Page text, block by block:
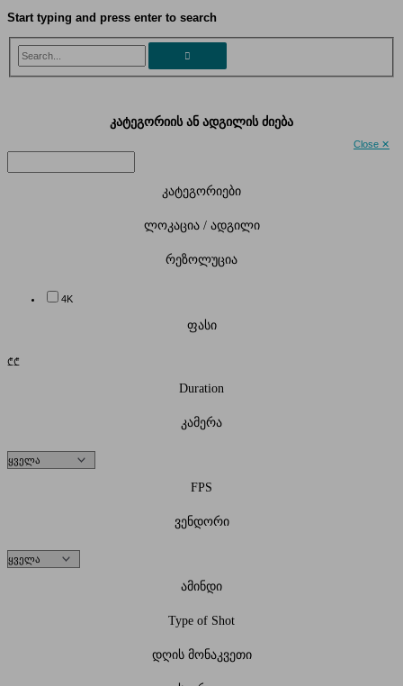
Start typing and press enter to search
Close ✕
კატეგორიის ან ადგილის ძიება
კატეგორიები
ლოკაცია / ადგილი
რეზოლუცია
4K
ფასი
₾₾
Duration
კამერა
FPS
ვენდორი
ამინდი
Type of Shot
დღის მონაკვეთი